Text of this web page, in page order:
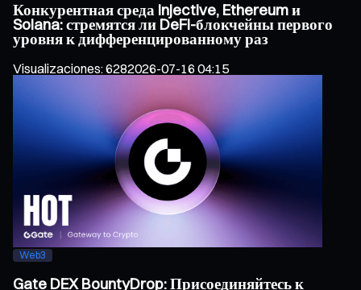
Конкурентная среда Injective, Ethereum и
Solana: стремятся ли DeFi-блокчейны первого
уровня к дифференцированному раз
Visualizaciones:6282026-07-16 04:15
Web3
Gate DEX BountyDrop: Присоединяйтесь к